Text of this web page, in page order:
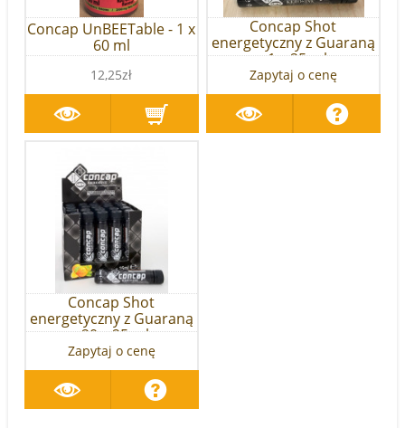
Concap UnBEETable - 1 x
60 ml
12,25zł
Concap Shot
energetyczny z Guaraną
- 1 x 25 ml
Zapytaj o cenę
Concap Shot
energetyczny z Guaraną
- 20 x 25 ml
Zapytaj o cenę